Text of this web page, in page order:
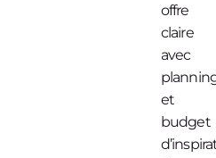
offre
claire
avec
et
budget